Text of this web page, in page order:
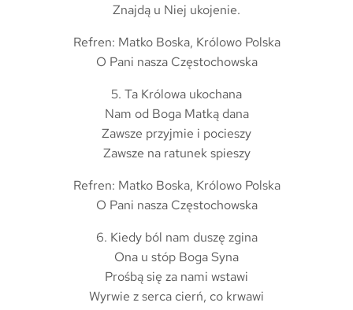
Znajdą u Niej ukojenie.
Refren: Matko Boska, Królowo Polska
O Pani nasza Częstochowska
5. Ta Królowa ukochana
Nam od Boga Matką dana
Zawsze przyjmie i pocieszy
Zawsze na ratunek spieszy
Refren: Matko Boska, Królowo Polska
O Pani nasza Częstochowska
6. Kiedy ból nam duszę zgina
Ona u stóp Boga Syna
Prośbą się za nami wstawi
Wyrwie z serca cierń, co krwawi